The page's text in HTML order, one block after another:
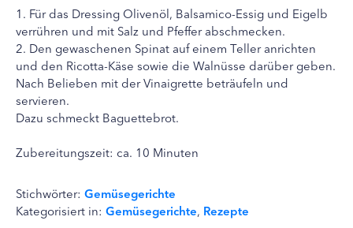
1. Für das Dressing Olivenöl, Balsamico-Essig und Eigelb
verrühren und mit Salz und Pfeffer abschmecken.
2. Den gewaschenen Spinat auf einem Teller anrichten
und den Ricotta-Käse sowie die Walnüsse darüber geben.
Nach Belieben mit der Vinaigrette beträufeln und
servieren.
Dazu schmeckt Baguettebrot.
Zubereitungszeit: ca. 10 Minuten
Stichwörter: Gemüsegerichte
Kategorisiert in: Gemüsegerichte, Rezepte